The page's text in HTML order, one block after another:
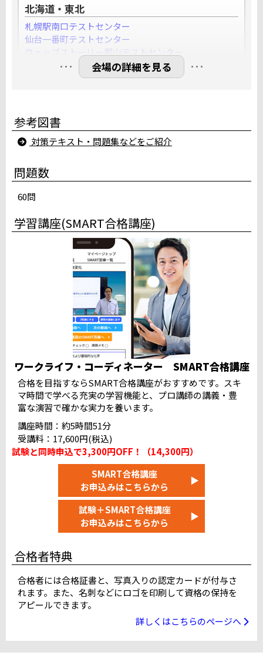
北海道・東北
札幌駅南口テストセンター
仙台一番町テストセンター
ウェッブストーリー郡山テストセンター
YESパソコン学院盛岡大通テストセンター
満席
小山駅西口テストセンター
所沢駅南口テストセンター
大宮駅前テストセンター（川村建設第一ビル）
みのり台パソコン教室テストセンター
サンアイルス船橋テストセンター
スタディＰＣネット柏校
iSERVE八重洲日本橋テストセンター
iSERVE池袋東口テストセンター５階
赤羽駅東口テストセンター（２階会場）
新宿駅前テストセンター（Daiwa西新宿ビル）
立川柴崎町テストセンター
桜木町テストセンター
品川駅高輪口テストセンター
満席
ホームコンじゅく鎌倉教室テストセンター
パソコン教室ダイマック新潟大学前駅テストセンター
JESパソコンスクール甲府テストセンター
ピュアパソコンスクール長野テストセンター
岐阜駅前テストセンター
＠りこ浜松テストセンター
名古屋国際センタービルテストセンター
富山テストセンター
満席
L&Lコンピュータスクール金沢校
満席
烏丸御池テストセンター 10F
大阪駅前テストセンター（4F）
難波テストセンター（なんば池田ビル）
神戸三宮テストセンター
近鉄奈良駅前テストセンター
和歌山十番丁テストセンター
阪急西宮北口駅前テストセンター
中国・四国
… 会場の詳細を見る …
参考図書
対策テキスト・問題集などをご紹介
問題数
60問
学習講座(SMART合格講座)
ワークライフ・コーディネーター SMART合格講座
合格を目指すならSMART合格講座がおすすめです。スキ
マ時間で学べる充実の学習機能と、プロ講師の講義・豊
富な演習で確かな実力を養います。
講座時間：約5時間51分
受講料：17,600円(税込)
試験と同時申込で3,300円OFF！（14,300円）
SMART合格講座
お申込みはこちらから
▶
試験＋SMART合格講座
お申込みはこちらから
▶
合格者特典
合格者には合格証書と、写真入りの認定カードが付与さ
れます。また、名刺などにロゴを印刷して資格の保持を
アピールできます。
詳しくはこちらのページへ